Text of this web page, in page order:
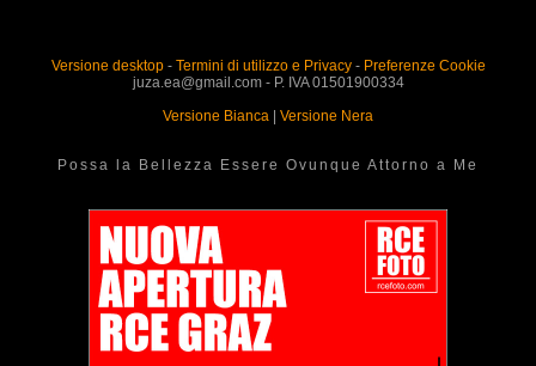
Versione desktop- Termini di utilizzo e Privacy- Preferenze Cookie
juza.ea@gmail.com - P. IVA 01501900334
Versione Bianca
Versione Nera
Possa la Bellezza Essere Ovunque Attorno a Me